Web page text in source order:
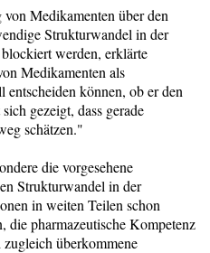
Medikamenten über den
Strukturwandel in der
werden, erklärte
Medikamenten als
entscheiden können, ob er den
gezeigt, dass gerade
schätzen."
die vorgesehene
Strukturwandel in der
in weiten Teilen schon
die pharmazeutische Kompetenz
überkommene